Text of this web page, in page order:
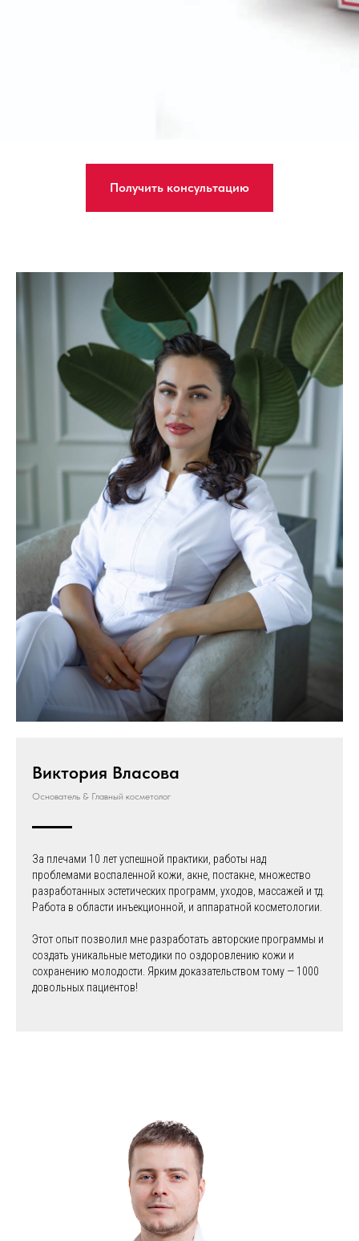
Получить консультацию
Виктория Власова
Основатель & Главный косметолог
За плечами 10 лет успешной практики, работы над
проблемами воспаленной кожи, акне, постакне, множество
разработанных эстетических программ, уходов, массажей и тд.
Работа в области инъекционной, и аппаратной косметологии.
Этот опыт позволил мне разработать авторские программы и
создать уникальные методики по оздоровлению кожи и
сохранению молодости. Ярким доказательством тому — 1000
довольных пациентов!